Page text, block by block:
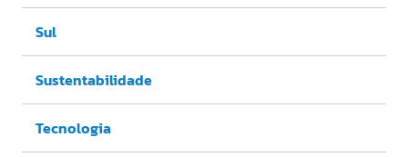
Sul
Sustentabilidade
Tecnologia